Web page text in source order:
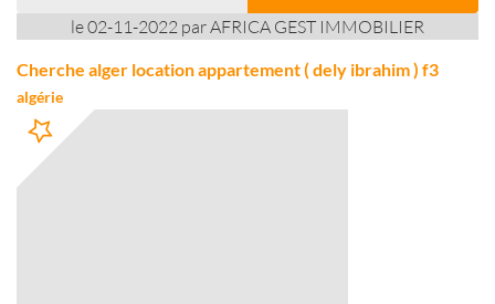
le 02-11-2022 par AFRICA GEST IMMOBILIER
Cherche alger location appartement ( dely ibrahim ) f3
algérie